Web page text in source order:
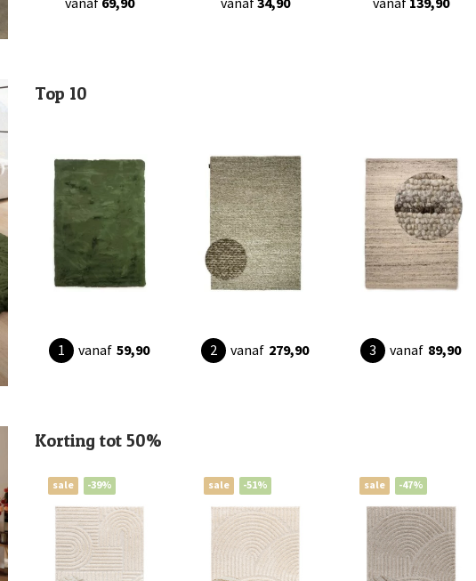
Top 10
vanaf 59,90 vanaf 279,90 vanaf 89,90
Korting tot 50%
sale -39% sale -51% sale -47%